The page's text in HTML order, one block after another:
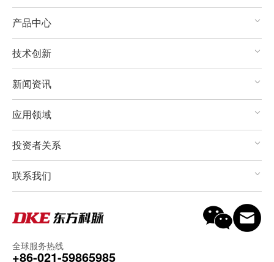
产品中心
技术创新
新闻资讯
应用领域
投资者关系
联系我们
全球服务热线
+86-021-59865985